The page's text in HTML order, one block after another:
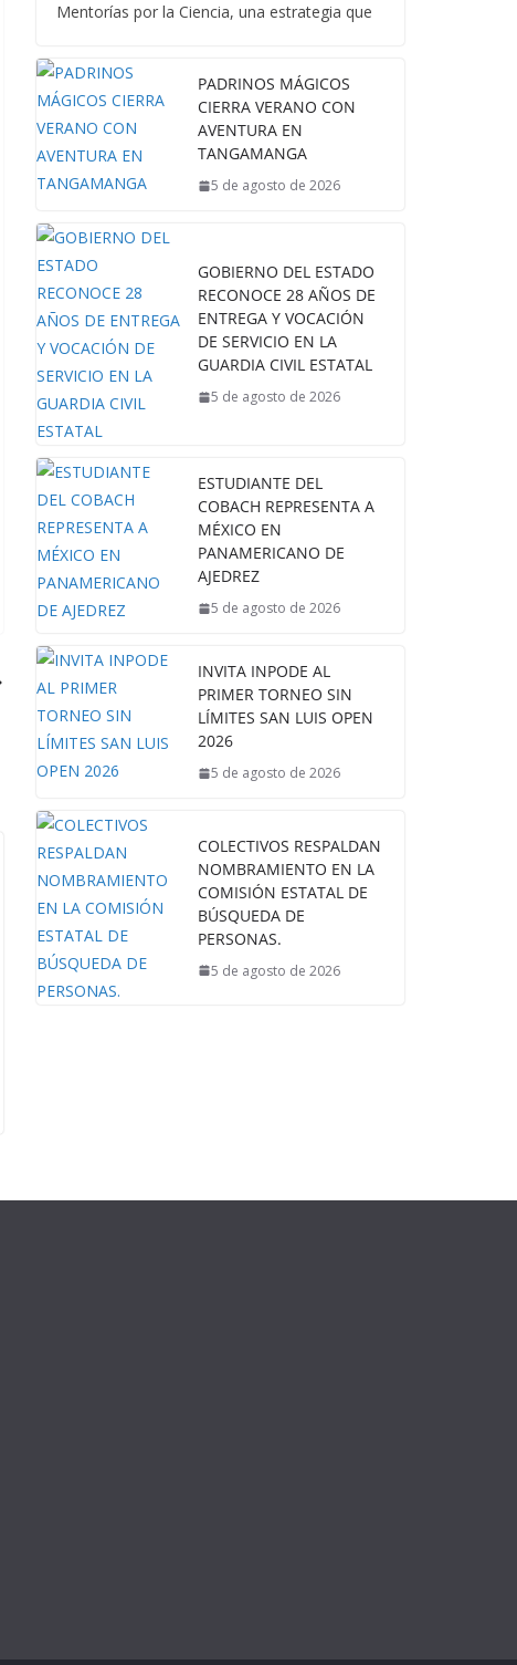
Mentorías por la Ciencia, una estrategia que
PADRINOS MÁGICOS
CIERRA VERANO CON
AVENTURA EN
TANGAMANGA
5 de agosto de 2026
GOBIERNO DEL ESTADO
RECONOCE 28 AÑOS DE
ENTREGA Y VOCACIÓN
DE SERVICIO EN LA
GUARDIA CIVIL ESTATAL
5 de agosto de 2026
ESTUDIANTE DEL
COBACH REPRESENTA A
MÉXICO EN
PANAMERICANO DE
AJEDREZ
5 de agosto de 2026
INVITA INPODE AL
PRIMER TORNEO SIN
LÍMITES SAN LUIS OPEN
2026
5 de agosto de 2026
COLECTIVOS RESPALDAN
NOMBRAMIENTO EN LA
COMISIÓN ESTATAL DE
BÚSQUEDA DE
PERSONAS.
5 de agosto de 2026